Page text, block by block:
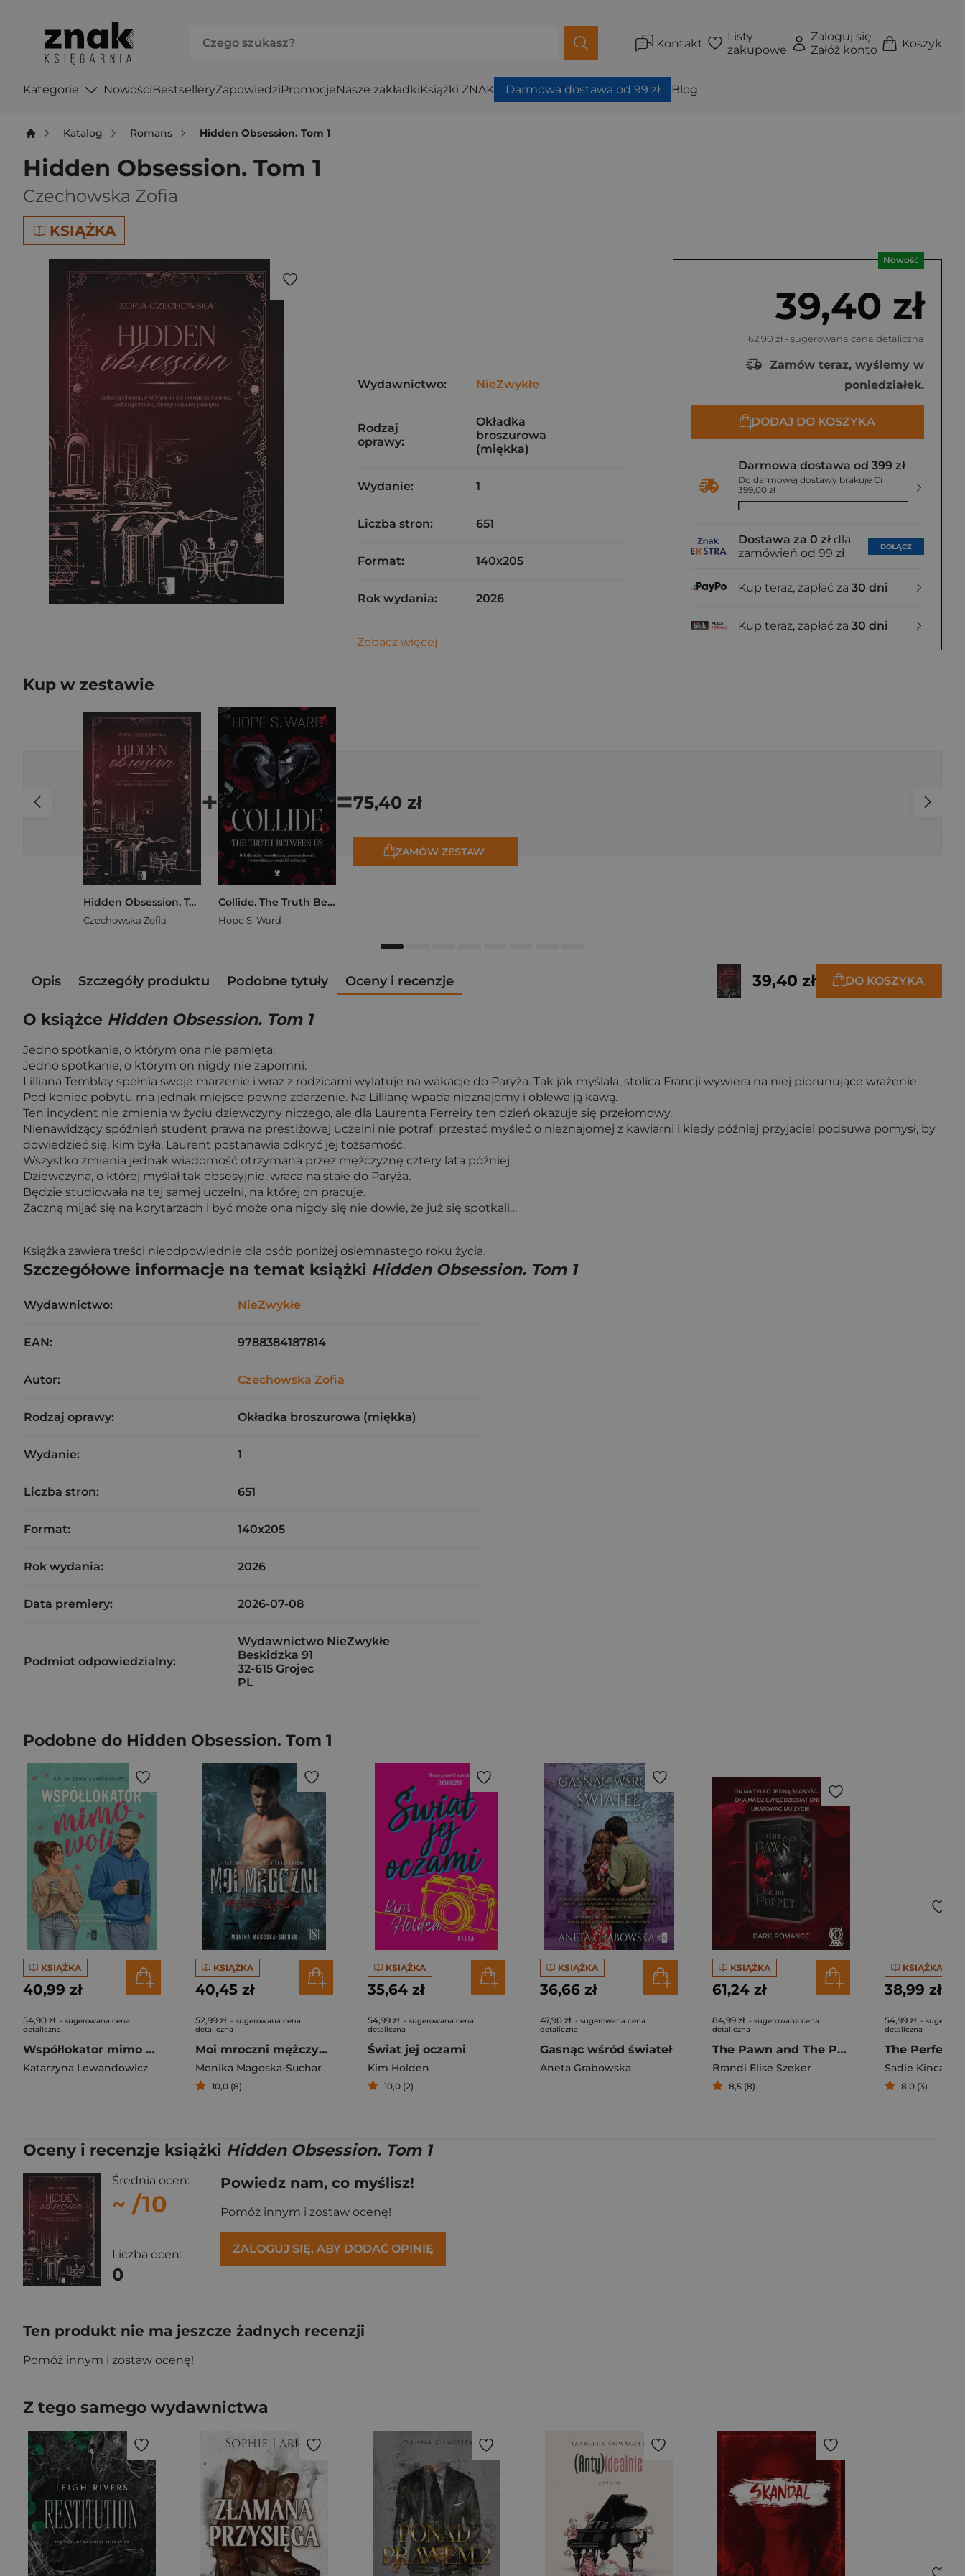
Kontakt
Listy
zakupowe
Zaloguj się
Załóż konto
Koszyk
Kategorie NowościBestselleryZapowiedziPromocjeNasze zakładkiKsiążki ZNAK Darmowa dostawa od 99 zł Blog
Katalog Romans Hidden Obsession. Tom 1
Hidden Obsession. Tom 1
Czechowska Zofia
KSIĄŻKA
Nowość
39,40 zł
62,90 zł - sugerowana cena detaliczna
Zamów teraz, wyślemy w
poniedziałek.
DODAJ DO KOSZYKA
Darmowa dostawa od 399 zł
Do darmowej dostawy brakuje Ci
399,00 zł
Dostawa za 0 zł dla
zamówień od 99 zł
DOŁĄCZ
Kup teraz, zapłać za 30 dni
Kup teraz, zapłać za 30 dni
Wydawnictwo: NieZwykłe
Rodzaj
oprawy:
Okładka
broszurowa
(miękka)
Wydanie: 1
Liczba stron: 651
Format: 140x205
Rok wydania: 2026
Zobacz więcej
Kup w zestawie
Hidden Obsession. Tom 1
Czechowska Zofia
+
Collide. The Truth Between Us
Hope S. Ward
=75,40 zł
ZAMÓW ZESTAW
Opis Szczegóły produktu Podobne tytuły Oceny i recenzje 39,40 zł DO KOSZYKA
O książce Hidden Obsession. Tom 1
Jedno spotkanie, o którym ona nie pamięta.
Jedno spotkanie, o którym on nigdy nie zapomni.
Lilliana Temblay spełnia swoje marzenie i wraz z rodzicami wylatuje na wakacje do Paryża. Tak jak myślała, stolica Francji wywiera na niej piorunujące wrażenie.
Pod koniec pobytu ma jednak miejsce pewne zdarzenie. Na Lillianę wpada nieznajomy i oblewa ją kawą.
Ten incydent nie zmienia w życiu dziewczyny niczego, ale dla Laurenta Ferreiry ten dzień okazuje się przełomowy.
Nienawidzący spóźnień student prawa na prestiżowej uczelni nie potrafi przestać myśleć o nieznajomej z kawiarni i kiedy później przyjaciel podsuwa pomysł, by
dowiedzieć się, kim była, Laurent postanawia odkryć jej tożsamość.
Wszystko zmienia jednak wiadomość otrzymana przez mężczyznę cztery lata później.
Dziewczyna, o której myślał tak obsesyjnie, wraca na stałe do Paryża.
Będzie studiowała na tej samej uczelni, na której on pracuje.
Zaczną mijać się na korytarzach i być może ona nigdy się nie dowie, że już się spotkali…
Książka zawiera treści nieodpowiednie dla osób poniżej osiemnastego roku życia.
Szczegółowe informacje na temat książki Hidden Obsession. Tom 1
Wydawnictwo: NieZwykłe
EAN: 9788384187814
Autor: Czechowska Zofia
Rodzaj oprawy: Okładka broszurowa (miękka)
Wydanie: 1
Liczba stron: 651
Format: 140x205
Rok wydania: 2026
Data premiery: 2026-07-08
Podmiot odpowiedzialny:
Wydawnictwo NieZwykłe
Beskidzka 91
32-615 Grojec
PL
Podobne do Hidden Obsession. Tom 1
KSIĄŻKA
40,99 zł
54,90 zł - sugerowana cena
detaliczna
Współlokator mimo woli
Katarzyna Lewandowicz
KSIĄŻKA
40,45 zł
52,99 zł - sugerowana cena
detaliczna
Moi mroczni mężczyźni
Monika Magoska-Suchar
10,0 (8)
KSIĄŻKA
35,64 zł
54,99 zł - sugerowana cena
detaliczna
Świat jej oczami
Kim Holden
10,0 (2)
KSIĄŻKA
36,66 zł
47,90 zł - sugerowana cena
detaliczna
Gasnąc wśród świateł
Aneta Grabowska
KSIĄŻKA
61,24 zł
84,99 zł - sugerowana cena
detaliczna
The Pawn and The Puppet
Brandi Elise Szeker
8,5 (8)
KSIĄŻKA
38,99 zł
54,99 zł -
detaliczna
Sadie Kincaid
8,0 (3)
Oceny i recenzje książki Hidden Obsession. Tom 1
Średnia ocen:
~ /10
Liczba ocen:
0
Powiedz nam, co myślisz!
Pomóż innym i zostaw ocenę!
ZALOGUJ SIĘ, ABY DODAĆ OPINIĘ
Ten produkt nie ma jeszcze żadnych recenzji
Pomóż innym i zostaw ocenę!
Z tego samego wydawnictwa